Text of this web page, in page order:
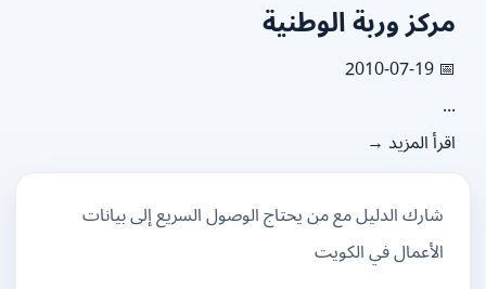
وربة الوطنية
المزيد →
شارك الدليل مع من يحتاج الوصول السريع إلى بيانات
الأعمال في الكويت